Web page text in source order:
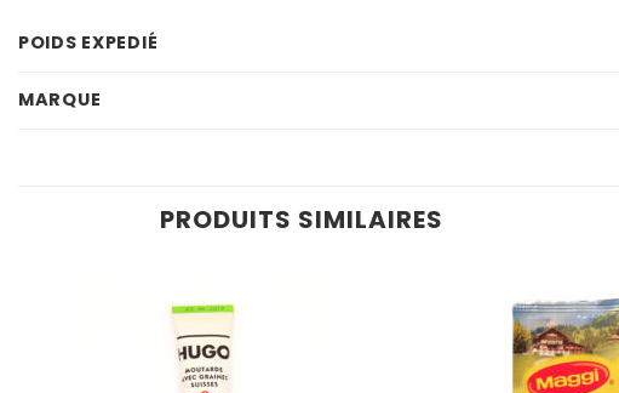
POIDS EXPEDIÉ
MARQUE
PRODUITS SIMILAIRES